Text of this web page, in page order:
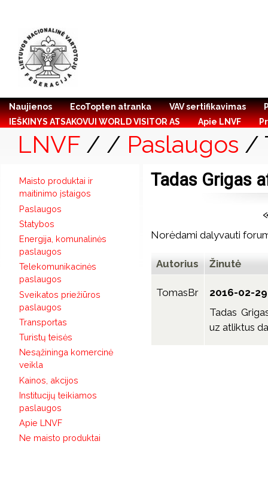
Naujienos EcoTopten atranka VAV sertifikavimas
IEŠKINYS ATSAKOVUI WORLD VISITOR AS
Apie LNVF
LNVF/ / Paslaugos /
Maisto produktai ir
maitinimo įstaigos
Paslaugos
Statybos
Energija, komunalinės
paslaugos
Telekomunikacinės
paslaugos
Sveikatos priežiūros
paslaugos
Transportas
Turistų teisės
Nesąžininga komercinė
veikla
Kainos, akcijos
Institucijų teikiamos
paslaugos
Apie LNVF
Ne maisto produktai
Tadas Grigas
Norėdami dalyvauti
Autorius Žinutė
TomasBr
2016-02-
Tadas
uz atliktus